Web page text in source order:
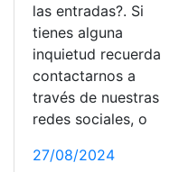
las entradas?. Si
tienes alguna
inquietud recuerda
contactarnos a
través de nuestras
redes sociales, o
27/08/2024